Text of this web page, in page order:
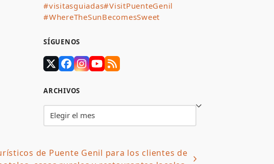
#visitasguiadas#VisitPuenteGenil
#WhereTheSunBecomesSweet
SÍGUENOS
Twitter
Facebook
Instagram
YouTube
RSS
ARCHIVOS
Archivos
de Puente Genil para los clientes de